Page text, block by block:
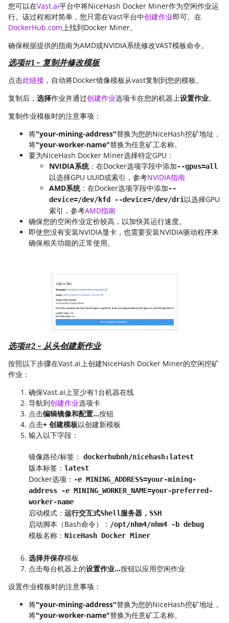
您可以在Vast.ai平台中将NiceHash Docker Miner作为空闲作业运
行。该过程相对简单，您只需在Vast平台中创建作业即可。在
DockerHub.com 上找到Docker Miner。
确保根据提供的指南为AMD或NVIDIA系统修改VAST模板命令。
选项#1 - 复制并修改模板
点击此链接 ，自动将Docker镜像模板从vast复制到您的模板。
复制后， 选择作业并通过创建作业选项卡在您的机器上设置作业。
复制作业模板时的注意事项：
将"your-mining-address"替换为您的NiceHash挖矿地址，
将"your-worker-name"替换为任意矿工名称。
要为NiceHash Docker Miner选择特定GPU：
NVIDIA系统：在Docker选项字段中添加--gpus=all
以选择GPU UUID或索引，参考NVIDIA指南
AMD系统：在Docker选项字段中添加--
device=/dev/kfd --device=/dev/dri以选择GPU
索引，参考AMD指南
确保您的空闲作业定价较高，以加快其运行速度。
即使您没有安装NVIDIA显卡，也需要安装NVIDIA驱动程序来
确保相关功能的正常使用。
选项#2 - 从头创建新作业
按照以下步骤在Vast.ai上创建NiceHash Docker Miner的空闲挖矿
作业：
确保Vast.ai上至少有1台机器在线
导航到创建作业选项卡
点击编辑镜像和配置...按钮
点击+ 创建模板以创建新模板
输入以下字段：
镜像路径/标签： dockerhubnh/nicehash:latest
版本标签： latest
Docker选项： -e MINING_ADDRESS=your-mining-
address -e MINING_WORKER_NAME=your-preferred-
worker-name
启动模式： 运行交互式Shell服务器，SSH
启动脚本（Bash命令）： /opt/nhm4/nhm4 -b debug
模板名称： NiceHash Docker Miner
选择并保存模板
点击每台机器上的设置作业...按钮以应用空闲作业
设置作业模板时的注意事项：
将"your-mining-address"替换为您的NiceHash挖矿地址，
将"your-worker-name"替换为任意矿工名称。